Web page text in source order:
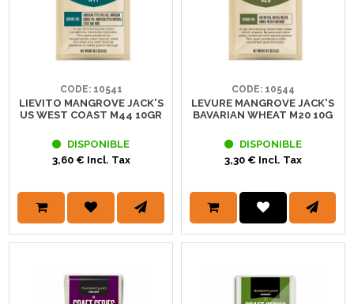
CODE: 10541
LIEVITO MANGROVE JACK'S
US WEST COAST M44 10GR
DISPONIBLE
3,60 € Incl. Tax
CODE: 10544
LEVURE MANGROVE JACK'S
BAVARIAN WHEAT M20 10G
DISPONIBLE
3,30 € Incl. Tax